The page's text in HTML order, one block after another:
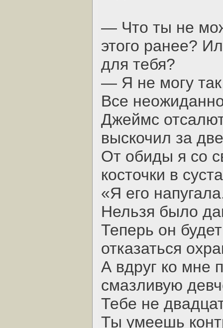
— Что ты не
этого ранее?
для тебя?
— Я не могу
Все
Джеймс
выскочил за
От обиды я со
косточки в
«Я его
Нельзя было
Теперь он
отказаться
А вдруг ко мне
смазливую
Тебе не
Ты умеешь